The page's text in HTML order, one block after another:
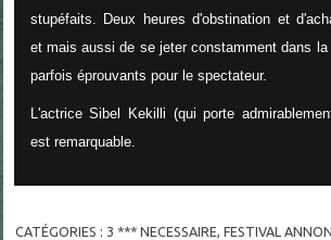
stupéfaits. Deux heures d'obstination et
et mais aussi de se jeter constamment dans
parfois éprouvants pour le spectateur.
L'actrice Sibel Kekilli (qui porte
est remarquable.
CATÉGORIES : 3 *** NECESSAIRE FESTIVAL